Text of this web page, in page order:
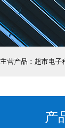
主营产品：超市电
产